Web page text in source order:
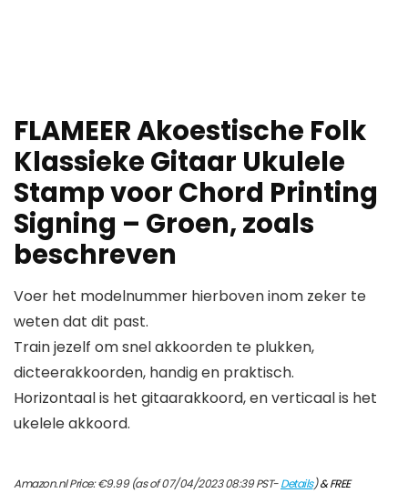
FLAMEER Akoestische Folk
Klassieke Gitaar Ukulele
Stamp voor Chord Printing
Signing – Groen, zoals
beschreven
Voer het modelnummer hierboven inom zeker te
weten dat dit past.
Train jezelf om snel akkoorden te plukken,
dicteerakkoorden, handig en praktisch.
Horizontaal is het gitaarakkoord, en verticaal is het
ukelele akkoord.
Amazon.nl Price:€9.99(as of 07/04/2023 08:39 PST-Details)&FREE